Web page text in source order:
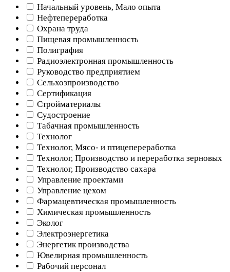
Начальный уровень, Мало опыта
Нефтепереработка
Охрана труда
Пищевая промышленность
Полиграфия
Радиоэлектронная промышленность
Руководство предприятием
Сельхозпроизводство
Сертификация
Стройматериалы
Судостроение
Табачная промышленность
Технолог
Технолог, Мясо- и птицепереработка
Технолог, Производство и переработка зерновых
Технолог, Производство сахара
Управление проектами
Управление цехом
Фармацевтическая промышленность
Химическая промышленность
Эколог
Электроэнергетика
Энергетик производства
Ювелирная промышленность
Рабочий персонал